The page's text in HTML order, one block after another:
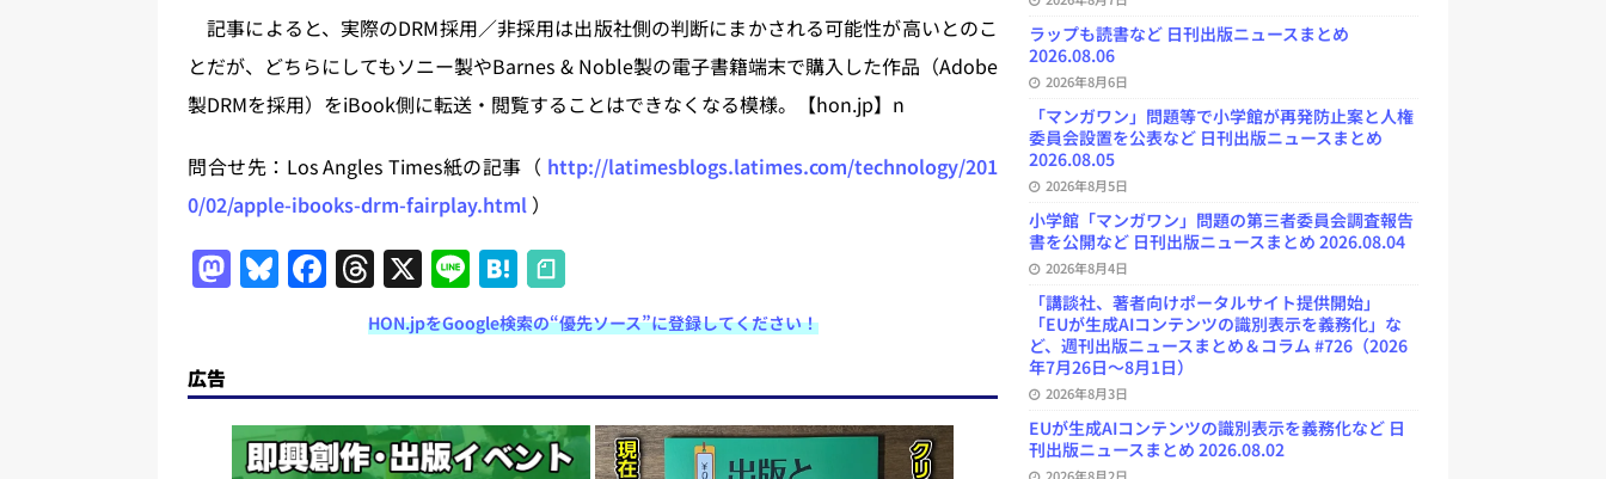
記事によると、実際のDRM採用／非採用は出版社側の判断にまかされる可能性が高いとのこ
とだが、どちらにしてもソニー製やBarnes & Noble製の電子書籍端末で購入した作品（Adobe
製DRMを採用）をiBook側に転送・閲覧することはできなくなる模様。【hon.jp】n
問合せ先：Los Angles Times紙の記事（ http://latimesblogs.latimes.com/technology/201
0/02/apple-ibooks-drm-fairplay.html ）
M
a
o
d
o
Bl
u
s
k
y
F
a
e
b
o
T
h
re
a
d
s
X Li
n
e
H
at
e
n
a
HON.jpをGoogle検索の“優先ソース”に登録してください！
広告
ラップも読書など 日刊出版ニュースまとめ
2026.08.06
2026年8月6日
「マンガワン」問題等で小学館が再発防止案と人権
委員会設置を公表など 日刊出版ニュースまとめ
2026.08.05
2026年8月5日
小学館「マンガワン」問題の第三者委員会調査報告
書を公開など 日刊出版ニュースまとめ 2026.08.04
2026年8月4日
「講談社、著者向けポータルサイト提供開始」
「EUが生成AIコンテンツの識別表示を義務化」な
ど、週刊出版ニュースまとめ＆コラム #726（2026
年7月26日～8月1日）
2026年8月3日
EUが生成AIコンテンツの識別表示を義務化など 日
刊出版ニュースまとめ 2026.08.02